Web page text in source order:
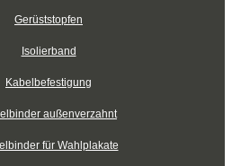
Gerüststopfen
Isolierband
Kabelbefestigung
außenverzahnt
für Wahlplakate